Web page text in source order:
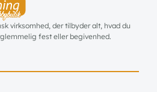
virksomhed, der tilbyder alt, hvad du
fest eller begivenhed.